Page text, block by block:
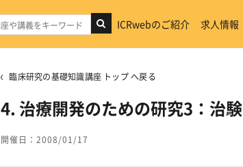
ICRwebのご紹介 求人情報
臨床研究の基礎知識講座 トップ へ戻る
4. 治療開発のための研究3：治験
開催日：2008/01/17